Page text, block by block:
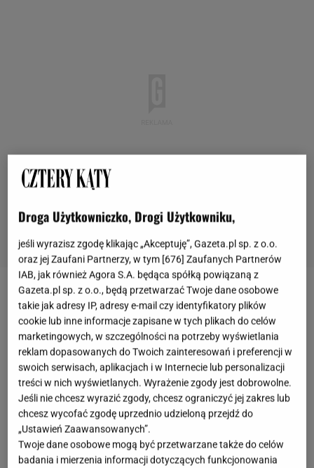
Oryginalne sprzęty AGD do twojej kuchni: piece do
pizzy i opiekacze
Wyposażenie kuchni odgrywa kluczową rolę w
codziennym gotowaniu i przygotowywaniu posiłków.
Dobrze dobrane sprzęty wyręczą nas z wielu
obowiązków i przyspieszą wszystkie zadania. Nie
zwlekaj już dłużej. Zobacz czego brakuję w twojej
kuchni i zainspiruj się naszymi propozycjami.
Droga Użytkowniczko, Drogi Użytkowniku,
jeśli wyrazisz zgodę klikając „Akceptuję”, Gazeta.pl sp. z o.o.
oraz jej Zaufani Partnerzy, w tym [676] Zaufanych Partnerów
IAB, jak również Agora S.A. będąca spółką powiązaną z
Gazeta.pl sp. z o.o., będą przetwarzać Twoje dane osobowe
takie jak adresy IP, adresy e-mail czy identyfikatory plików
cookie lub inne informacje zapisane w tych plikach do celów
marketingowych, w szczególności na potrzeby wyświetlania
reklam dopasowanych do Twoich zainteresowań i preferencji w
swoich serwisach, aplikacjach i w Internecie lub personalizacji
treści w nich wyświetlanych. Wyrażenie zgody jest dobrowolne.
Jeśli nie chcesz wyrazić zgody, chcesz ograniczyć jej zakres lub
chcesz wycofać zgodę uprzednio udzieloną przejdź do
„Ustawień Zaawansowanych”.
Twoje dane osobowe mogą być przetwarzane także do celów
badania i mierzenia informacji dotyczących funkcjonowania